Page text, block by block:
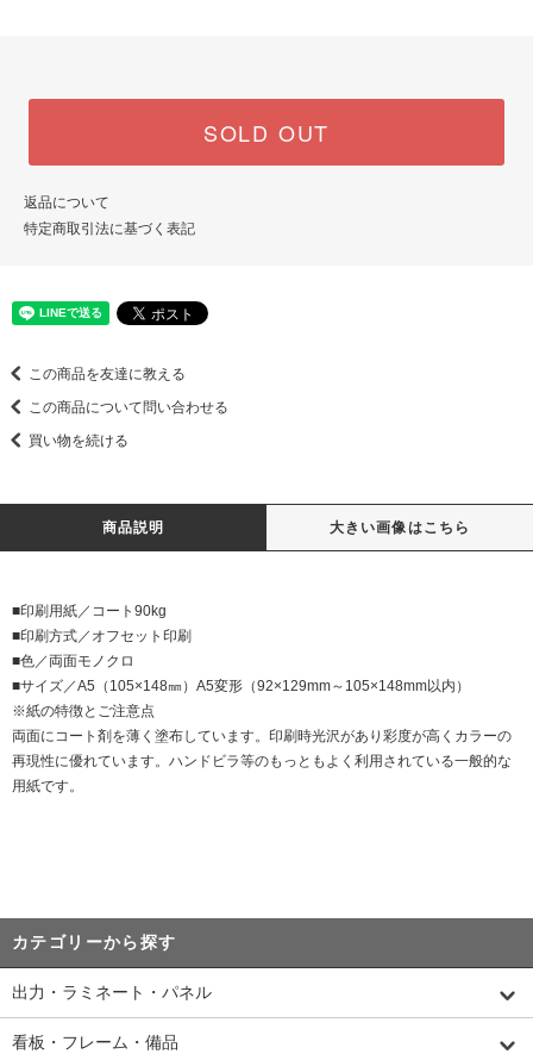
SOLD OUT
返品について
特定商取引法に基づく表記
この商品を友達に教える
この商品について問い合わせる
買い物を続ける
商品説明 大きい画像はこちら
■印刷用紙／コート90kg
■印刷方式／オフセット印刷
■色／両面モノクロ
■サイズ／A5（105×148㎜）A5変形（92×129mm～105×148mm以内）
※紙の特徴とご注意点
両面にコート剤を薄く塗布しています。印刷時光沢があり彩度が高くカラーの
再現性に優れています。ハンドビラ等のもっともよく利用されている一般的な
用紙です。
カテゴリーから探す
出力・ラミネート・パネル
看板・フレーム・備品